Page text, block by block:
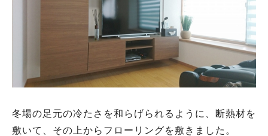
冬場の足元の冷たさを和らげられるように、断熱材を
敷いて、その上からフローリングを敷きました。